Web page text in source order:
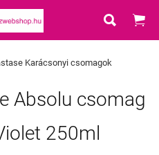
 
Karácsonyi csomagok
Absolu csomag
250ml